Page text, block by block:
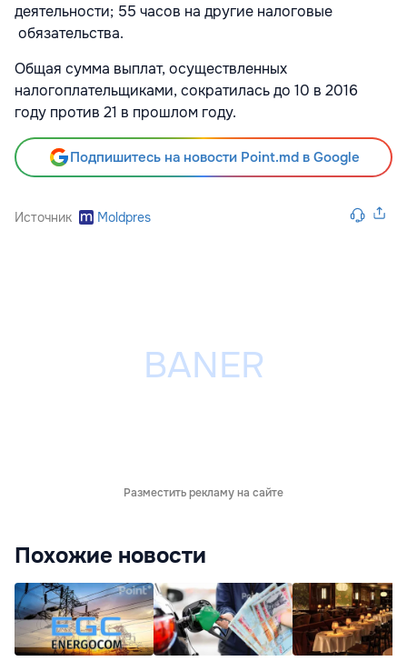
деятельности; 55 часов на другие налоговые
обязательства.
Общая сумма выплат, осуществленных
налогоплательщиками, сократилась до 10 в 2016
году против 21 в прошлом году.
Подпишитесь на новости Point.md в Google
Источник Moldpres
Разместить рекламу на сайте
Похожие новости